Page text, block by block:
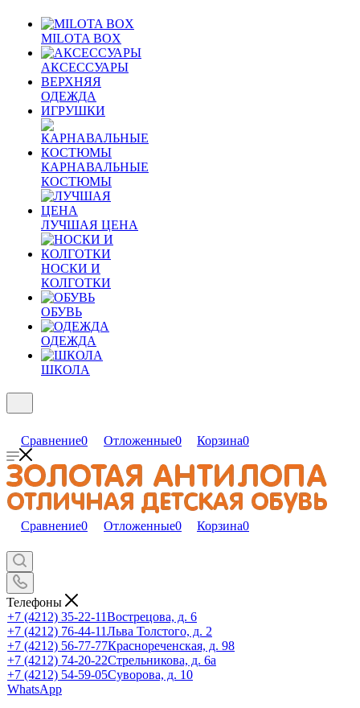
MILOTA BOX
АКСЕССУАРЫ
ВЕРХНЯЯ
ОДЕЖДА
ИГРУШКИ
КАРНАВАЛЬНЫЕ
КОСТЮМЫ
ЛУЧШАЯ ЦЕНА
НОСКИ И
КОЛГОТКИ
ОБУВЬ
ОДЕЖДА
ШКОЛА
Сравнение0 Отложенные0 Корзина0
Сравнение0 Отложенные0 Корзина0
Телефоны
+7 (4212) 35-22-11Вострецова, д. 6
+7 (4212) 76-44-11Льва Толстого, д. 2
+7 (4212) 56-77-77Краснореченская, д. 98
+7 (4212) 74-20-22Стрельникова, д. 6а
+7 (4212) 54-59-05Суворова, д. 10
WhatsApp